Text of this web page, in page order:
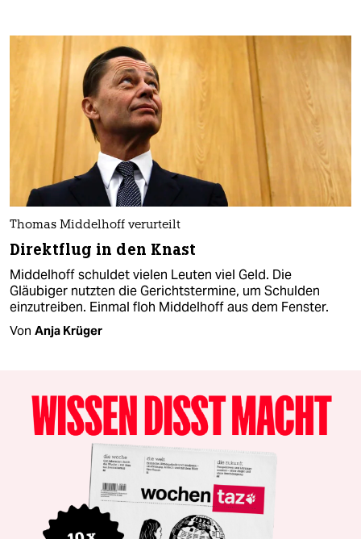
Thomas Middelhoff verurteilt
Direktflug in den Knast
Middelhoff schuldet vielen Leuten viel Geld. Die
Gläubiger nutzten die Gerichtstermine, um Schulden
einzutreiben. Einmal floh Middelhoff aus dem Fenster.
Von Anja Krüger